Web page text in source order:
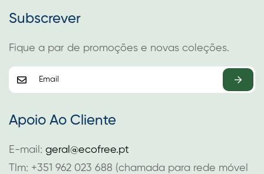
Apoio Ao Cliente
E-mail: geral@ecofree.pt
Tlm: +351 962 023 688 (chamada para rede móvel
Subscrever
Fique a par de promoções e novas coleções.